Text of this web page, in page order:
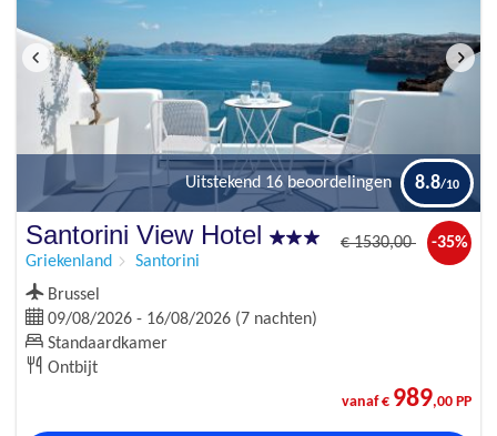
Uitstekend 16 beoordelingen 8.8
Santorini View Hotel
Griekenland Santorini
€1530,00 -35%
Brussel
09/08/2026 - 16/08/2026 (7 nachten)
Standaardkamer
Ontbijt
vanaf € 989,00 PP